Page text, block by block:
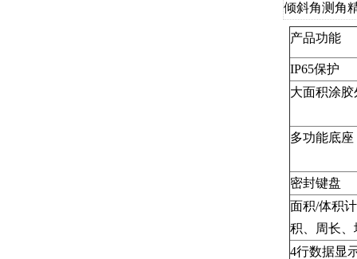
倾斜角测角
产品功能
IP65保护
大面积涂胶
多功能底座
密封键盘
面积/体积
积、周长
4行数据显